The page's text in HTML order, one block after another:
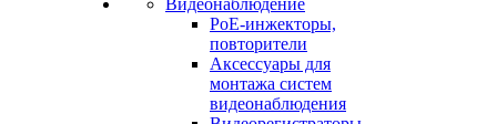
Видеонаблюдение
PoE-инжекторы,
повторители
Аксессуары для
монтажа систем
видеонаблюдения